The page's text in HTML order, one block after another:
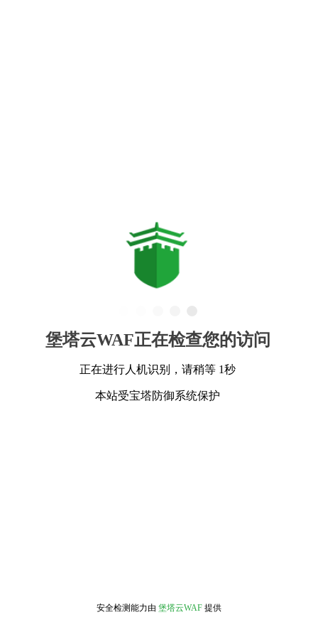
堡塔云WAF正在检查您的访问
正在进行人机识别，请稍等 1秒
本站受宝塔防御系统保护
安全检测能力由 堡塔云WAF 提供